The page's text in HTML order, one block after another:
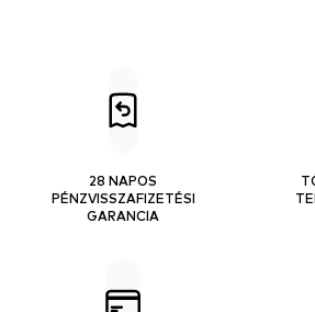
28 NAPOS
PÉNZVISSZAFIZETÉSI
GARANCIA